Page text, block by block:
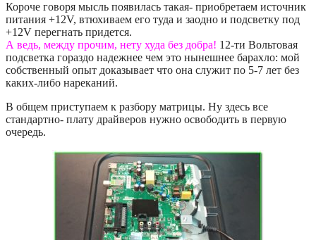
Короче говоря мысль появилась такая- приобретаем источник
питания +12V, втюхиваем его туда и заодно и подсветку под
+12V перегнать придется.
А ведь, между прочим, нету худа без добра! 12-ти Вольтовая
подсветка гораздо надежнее чем это нынешнее барахло: мой
собственный опыт доказывает что она служит по 5-7 лет без
каких-либо нареканий.
В общем приступаем к разбору матрицы. Ну здесь все
стандартно- плату драйверов нужно освободить в первую
очередь.